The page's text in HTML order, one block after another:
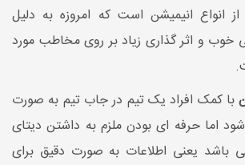
انواع انیمیشن است که امروزه به دلیل
خوب و اثر گذاری زیاد بر روی مخاطب مورد
با کمک افراد یک تیم در جاب تیم به صورت
اما حرفه ای بودن ملزم به داشتن دیتای
باشد یعنی اطلاعات به صورت دقیق برای